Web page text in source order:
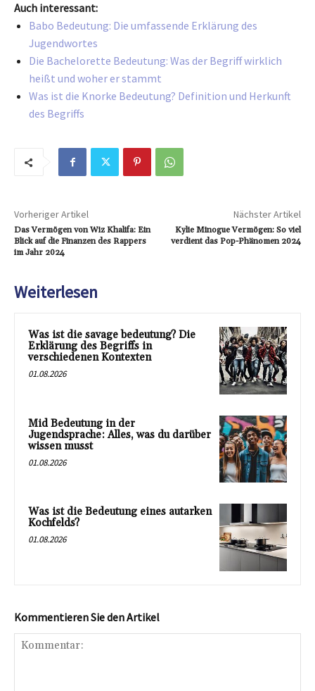
Auch interessant:
Babo Bedeutung: Die umfassende Erklärung des
Jugendwortes
Die Bachelorette Bedeutung: Was der Begriff wirklich
heißt und woher er stammt
Was ist die Knorke Bedeutung? Definition und Herkunft
des Begriffs
Vorheriger Artikel
Das Vermögen von Wiz Khalifa: Ein
Blick auf die Finanzen des Rappers
im Jahr 2024
Nächster Artikel
Kylie Minogue Vermögen: So viel
verdient das Pop-Phänomen 2024
Weiterlesen
Was ist die savage bedeutung? Die
Erklärung des Begriffs in
verschiedenen Kontexten
01.08.2026
Mid Bedeutung in der
Jugendsprache: Alles, was du darüber
wissen musst
01.08.2026
Was ist die Bedeutung eines autarken
Kochfelds?
01.08.2026
Kommentieren Sie den Artikel